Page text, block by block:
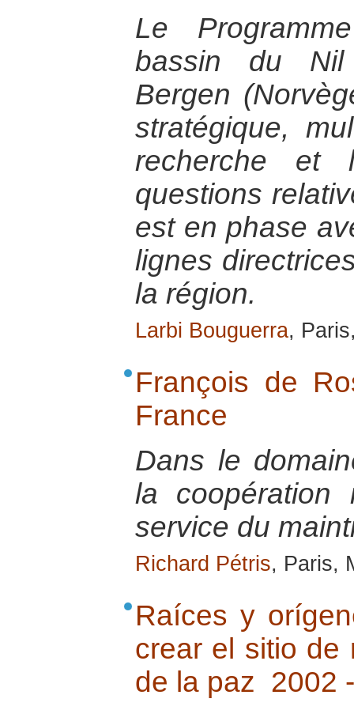
Le
bassin du Nil
Bergen
stratégique,
recherche et
questions
est en phase
lignes
la région.
Larbi Bouguerra,
François de
France
Dans le
la coopération
service du
Richard Pétris, Paris,
Raíces y
crear el sitio de
de la paz 2002